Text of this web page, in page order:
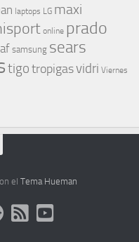
laptops LG maxi
online prado
samsung sears
tigotropigasvidri Viernes
elTema Hueman